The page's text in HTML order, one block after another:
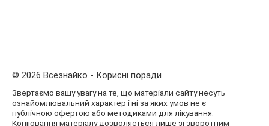
© 2026 Всезнайко - Корисні поради
Звертаємо вашу увагу на те, що матеріали сайту несуть
ознайомлювальний характер і ні за яких умов не є
публічною офертою або методиками для лікування.
Копіювання матеріалу дозволяється лише зі зворотним